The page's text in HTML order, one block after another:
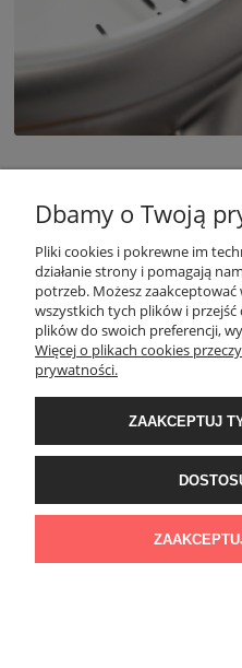
Kolory Czarny
Mechanizm Miyota
Rezerwa zasilania do 42 h
Stal
Szkło
Dbamy o Twoją
Pliki cookies i pokrewne im
działanie strony i pomagają
potrzeb. Możesz
wszystkich tych plików i
plików do swoich preferencji,
Więcej o plikach cookies
prywatności.
ZAAKCEPTUJ